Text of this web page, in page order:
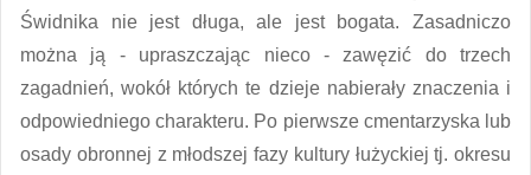
Świdnika nie jest długa, ale jest bogata. Zasadniczo
można ją - upraszczając nieco - zawęzić do trzech
zagadnień, wokół których te dzieje nabierały znaczenia i
odpowiedniego charakteru. Po pierwsze cmentarzyska lub
osady obronnej z młodszej fazy kultury łużyckiej tj. okresu